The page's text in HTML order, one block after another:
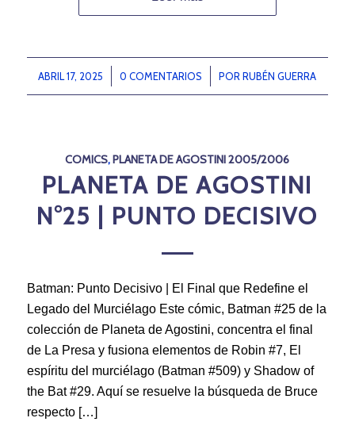
ABRIL 17, 2025
/ 0 COMENTARIOS
/ PORRUBÉN GUERRA
COMICS, PLANETA DE AGOSTINI 2005/2006
PLANETA DE AGOSTINI
N°25 | PUNTO DECISIVO
Batman: Punto Decisivo | El Final que Redefine el
Legado del Murciélago Este cómic, Batman #25 de la
colección de Planeta de Agostini, concentra el final
de La Presa y fusiona elementos de Robin #7, El
espíritu del murciélago (Batman #509) y Shadow of
the Bat #29. Aquí se resuelve la búsqueda de Bruce
respecto […]